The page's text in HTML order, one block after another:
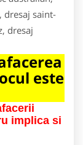
dresaj saint-
dresaj
este
implica si